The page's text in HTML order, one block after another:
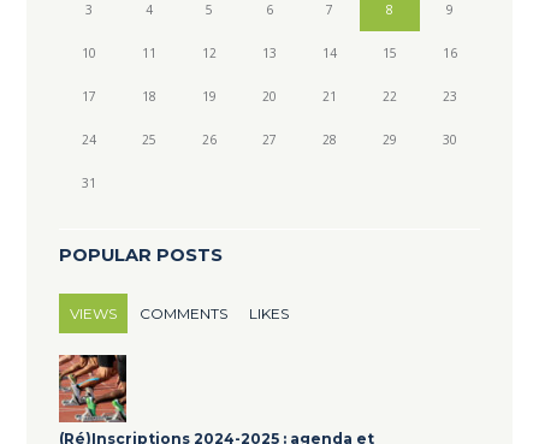
3 4 5 6 7 8 9
10 11 12 13 14 15 16
17 18 19 20 21 22 23
24 25 26 27 28 29 30
31
POPULAR POSTS
VIEWS COMMENTS LIKES
(Ré)Inscriptions 2024-2025 : agenda et